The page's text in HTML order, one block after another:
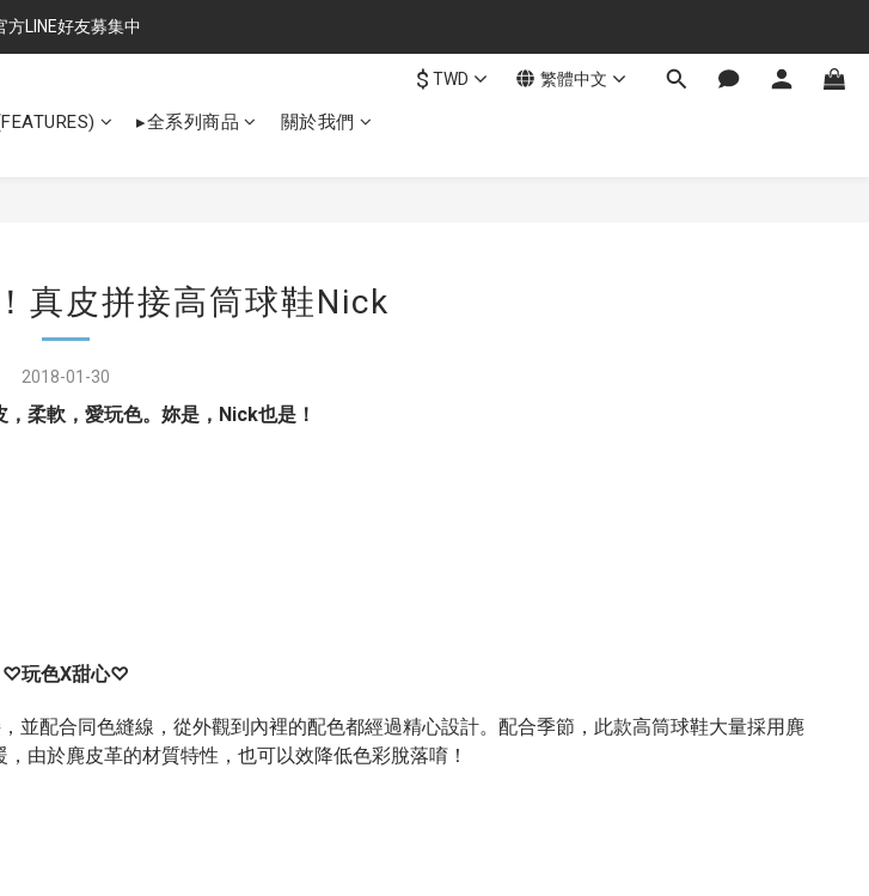
方LINE好友募集中
$ TWD 繁體中文
▸全系列商品 關於我們
真皮拼接高筒球鞋Nick
2018-01-30
柔軟，愛玩色。妳是， Nick也是！
♡玩色X甜心♡
並配合同色縫線，從外觀到內裡的配色都經過精心設計。配合季節，此款高筒球鞋大量採用麂
由於麂皮革的材質特性，也可以效降低色彩脫落唷 ！